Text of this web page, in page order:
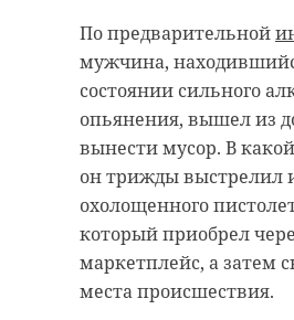
По предварительной
мужчина,
состоянии сильного
опьянения, вышел из
вынести мусор. В
он трижды выстрелил
охолощенного
который приобрел
маркетплейс, а затем
места происшествия.
Ограничения вступят
31 мая в 22:00 и
действовать до 11:00 2
Подобный запрет ко
детей вводится в 47
много лет в
областным законом
ноября 2011 года. Как
население относится к
мере с пониманием.
Росгидромет
слабый ветер
направлений 2-5 м/с.
преобладать ветра
западного и западного
направлений, потоки
ускорятся до 3-8 метров
Температура воздуха
еще будет «бодрящей»
+9 градусов, а днем